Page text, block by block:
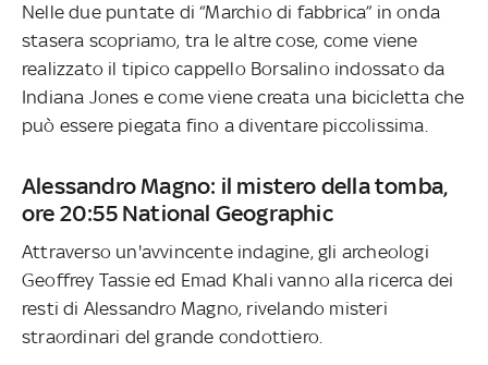
Nelle due puntate di “Marchio di fabbrica” in onda
stasera scopriamo, tra le altre cose, come viene
realizzato il tipico cappello Borsalino indossato da
Indiana Jones e come viene creata una bicicletta che
può essere piegata fino a diventare piccolissima.
Alessandro Magno: il mistero della tomba,
ore 20:55 National Geographic
Attraverso un'avvincente indagine, gli archeologi
Geoffrey Tassie ed Emad Khali vanno alla ricerca dei
resti di Alessandro Magno, rivelando misteri
straordinari del grande condottiero.